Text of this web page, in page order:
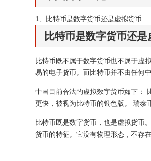
1、 比特币是数字货币还是虚拟货币
比特币是数字货币还是
比特币既不属于数字货币也不属于虚
易的电子货币。而比特币并不由任何
中国目前合法的虚拟数字货币如下：
更快，被视为比特币的银色版。 瑞泰
比特币既是数字货币，也是虚拟货币
货币的特征。它没有物理形态，不存